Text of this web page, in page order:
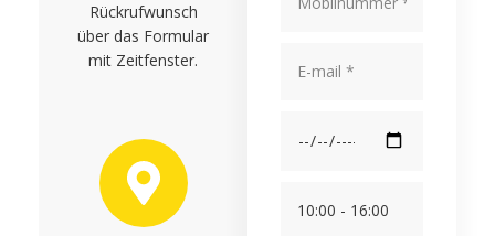
Rückrufwunsch
über das Formular
mit Zeitfenster.